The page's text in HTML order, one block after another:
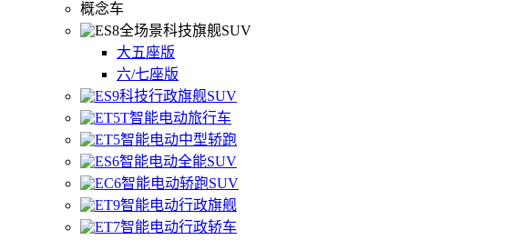
概念车
全场景科技旗舰SUV
大五座版
六/七座版
科技行政旗舰SUV
智能电动旅行车
智能电动中型轿跑
智能电动全能SUV
智能电动轿跑SUV
智能电动行政旗舰
智能电动行政轿车